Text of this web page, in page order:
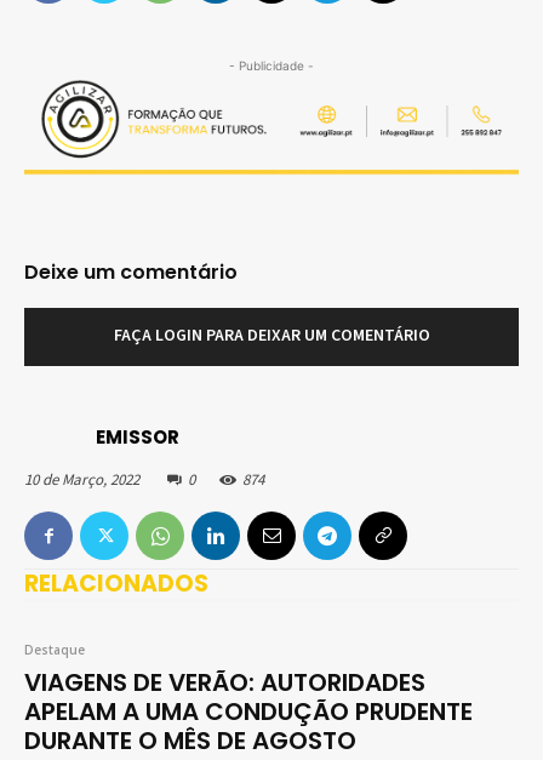
EMISSOR
10 de Março, 2022 0 874
RELACIONADOS
Destaque
VIAGENS DE VERÃO: AUTORIDADES
APELAM A UMA CONDUÇÃO PRUDENTE
DURANTE O MÊS DE AGOSTO
- Publicidade -
Deixe um comentário
FAÇA LOGIN PARA DEIXAR UM COMENTÁRIO